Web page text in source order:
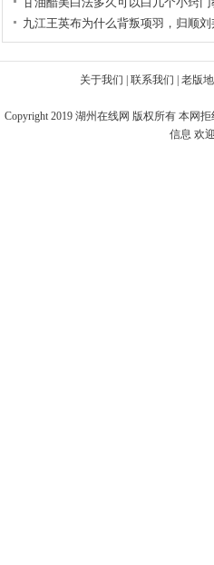
九江王英布为什么背叛项羽，归顺刘
关于我们 联系我们 老版
Copyright 2019 湖州在线网 版权所有 本网
信息 欢